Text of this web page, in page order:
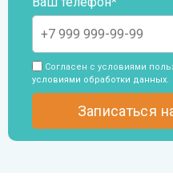
Согласен с условиями
условиями обработки данных.